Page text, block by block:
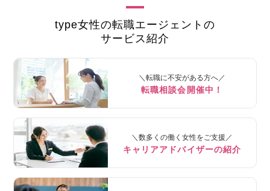
type女性の転職エージェントの
サービス紹介
＼転職に不安がある方へ／
転職相談会開催中！
＼数多くの働く女性をご支援／
キャリアアドバイザーの紹介